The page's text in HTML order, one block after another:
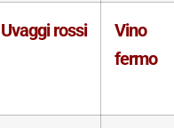
Uvaggi rossi
Vino
fermo